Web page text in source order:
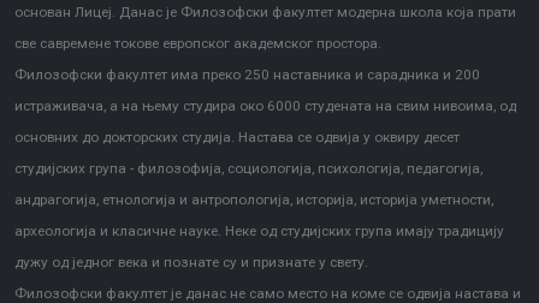
основан Лицеј. Данас је Филозофски факултет модерна школа која прати
све савремене токове европског академског простора.
Филозофски факултет има преко 250 наставника и сарадника и 200
истраживача, а на њему студира око 6000 студената на свим нивоима, од
основних до докторских студија. Настава се одвија у оквиру десет
студијских група - филозофија, социологија, психологија, педагогија,
андрагогија, етнологија и антропологија, историја, историја уметности,
археологија и класичне науке. Неке од студијских група имају традицију
дужу од једног века и познате су и признате у свету.
Филозофски факултет је данас не само место на коме се одвија настава и